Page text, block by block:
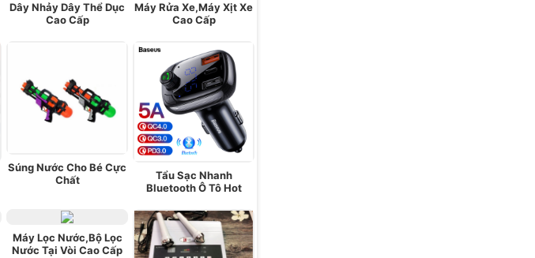
Dây Nhảy Dây Thể Dục
Cao Cấp
Máy Rửa Xe,Máy Xịt Xe
Cao Cấp
Súng Nước Cho Bé Cực
Chất
Tẩu Sạc Nhanh
Bluetooth Ô Tô Hot
Máy Lọc Nước,Bộ Lọc
Nước Tại Vòi Cao Cấp